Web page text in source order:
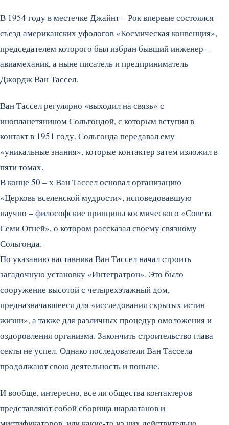
В 1954 году в местечке Джайнт – Рок впервые состоялся
съезд американских уфологов «Космическая конвенция»,
председателем которого был избран бывший инженер –
авиамеханик, а ныне писатель и предприниматель
Джордж Ван Тассел.
Ван Тассел регулярно «выходил на связь» с
инопланетянином Сольгондой, с которым вступил в
контакт в 1951 году. Сольгонда передавал ему
«уникальные знания», которые контактер затем изложил в
пяти томах.
В конце 50 – х Ван Тассел основал организацию
«Церковь вселенской мудрости», исповедовавшую
научно – философские принципы космического «Совета
Семи Огней», о котором рассказал своему связному
Сольгонда.
По указанию наставника Ван Тассел начал строить
загадочную установку «Интегратрон». Это было
сооружение высотой с четырехэтажный дом,
предназначавшееся для «исследования скрытых истин
жизни», а также для различных процедур омоложения и
оздоровления организма. Закончить строительство глава
секты не успел. Однако последователи Ван Тассела
продолжают свою деятельность и поныне.
И вообще, интересно, все ли общества контактеров
представляют собой сборища шарлатанов и